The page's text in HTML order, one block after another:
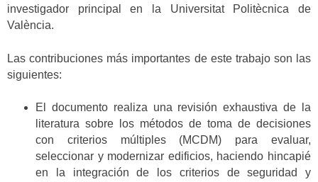
investigador principal en la Universitat Politècnica de
València.
Las contribuciones más importantes de este trabajo son las
siguientes:
El documento realiza una revisión exhaustiva de la
literatura sobre los métodos de toma de decisiones
con criterios múltiples (MCDM) para evaluar,
seleccionar y modernizar edificios, haciendo hincapié
en la integración de los criterios de seguridad y